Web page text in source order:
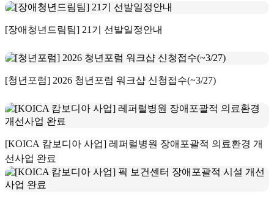
[장애청년드림팀] 21기 선발일정안내
[청년포럼] 2026 청년포럼 워크샵 신청접수(~3/27)
[KOICA 캄보디아 사업] 레퍼럴병원 장애포괄적 의료환경 개
선사업 완료